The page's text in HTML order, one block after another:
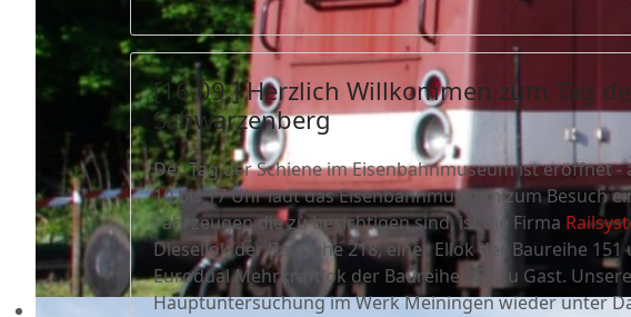
[16.09.] Herzlich Willkommen zum Tag
Schwarzenberg
Der Tag der Schiene im Eisenbahnmuseum ist eröffnet -
10 bis 17 Uhr lädt das Eisenbahnmuseum zum Besuch
Fahrzeugen die zu besichtigen sind, ist die Firma
Diesellok der Baureihe 218, einer Ellok der Baureihe
Eurodual Mehrkraftlok der Baureihe 159 zu Gast.
Hauptuntersuchung im Werk Meiningen wieder unter